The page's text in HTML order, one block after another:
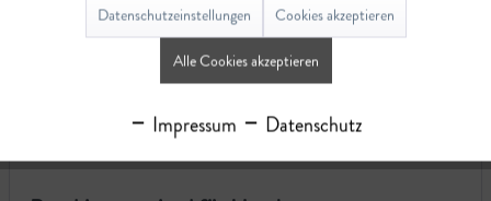
Reinigen Sie die Ohren Ihres Haustiers regelmässig mit
einem speziellen Ohrreiniger für Haustiere. Achten Sie
darauf, nur äusserlich zu reinigen und keine
Wattestäbchen zu verwenden, um Verletzungen zu
Datenschutzeinstellungen Cookies akzeptieren
Alle Cookies akzeptieren
Impressum Datenschutz